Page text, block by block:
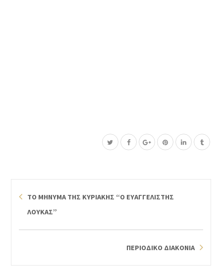
ΤΟ ΜΗΝΥΜΑ ΤΗΣ ΚΥΡΙΑΚΗΣ “Ο ΕΥΑΓΓΕΛΙΣΤΗΣ
ΛΟΥΚΑΣ”
ΠΕΡΙΟΔΙΚΟ ΔΙΑΚΟΝΙΑ